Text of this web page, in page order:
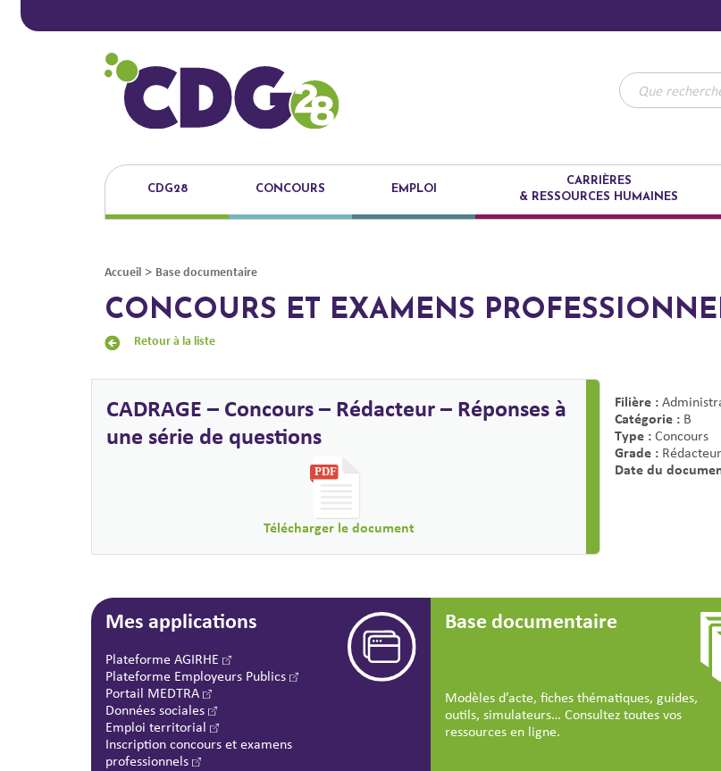
CDG28 CONCOURS EMPLOI
CARRIÈRES
& RESSOURCES HUMAINES
Accueil > Base documentaire
CONCOURS ET EXAMENS
Retour à la liste
CADRAGE – Concours – Rédacteur – Réponses à
une série de questions
Télécharger le document
Filière :
Catégorie : B
Type :Concours
Grade : Rédacteur
Date du
Mes applications
Plateforme AGIRHE
Plateforme Employeurs Publics
Portail MEDTRA
Données sociales
Emploi territorial
Inscription concours et examens
professionnels
Base documentaire
Modèles d’acte, fiches thématiques, guides,
outils, simulateurs… Consultez toutes vos
ressources en ligne.